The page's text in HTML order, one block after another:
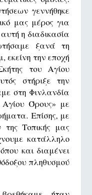
γεννήθηκε
μας μέρος για
η διαδικασία
ξανά τη
την εποχή
του Αγίου
στήριξε την
στη Φινλανδία
Όρους» με
Επίσης, με
Τοπικής μας
κατάλληλο
και διαμένει
πληθυσμού